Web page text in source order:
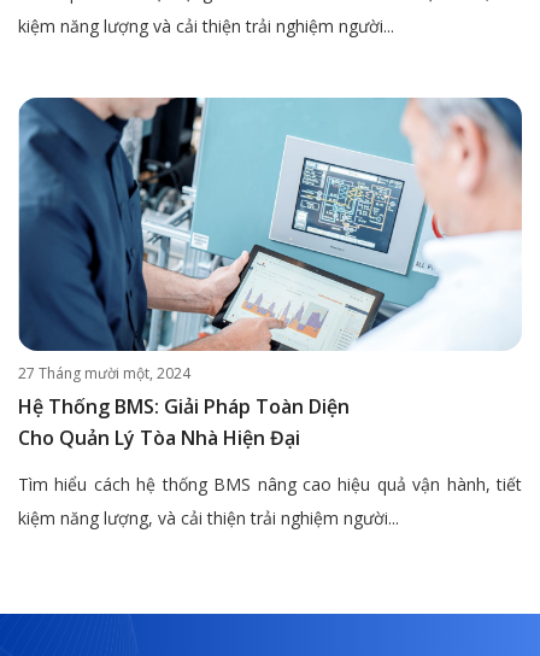
kiệm năng lượng và cải thiện trải nghiệm người...
27 Tháng mười một, 2024
Hệ Thống BMS: Giải Pháp Toàn Diện
Cho Quản Lý Tòa Nhà Hiện Đại
Tìm hiểu cách hệ thống BMS nâng cao hiệu quả vận hành, tiết
kiệm năng lượng, và cải thiện trải nghiệm người...